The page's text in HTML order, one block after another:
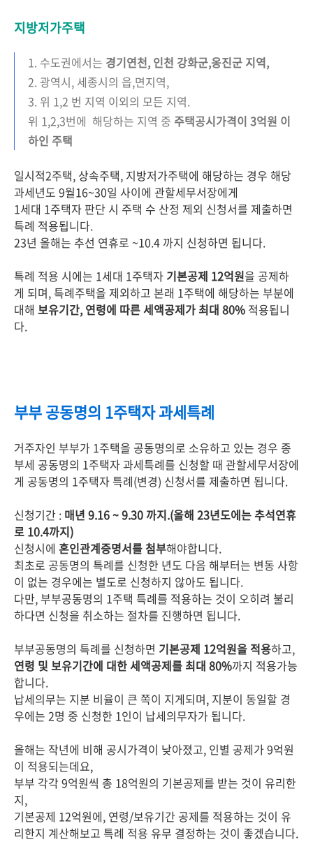
지방저가주택
1. 수도권에서는 경기연천, 인천 강화군,옹진군 지역,
2. 광역시, 세종시의 읍,면지역,
3. 위 1,2 번 지역 이외의 모든 지역.
위 1,2,3번에 해당하는 지역 중 주택공시가격이 3억원 이
하인 주택
일시적2주택, 상속주택, 지방저가주택에 해당하는 경우 해당
과세년도 9월16~30일 사이에 관할세무서장에게
1세대 1주택자 판단 시 주택 수 산정 제외 신청서를 제출하면
특례 적용됩니다.
23년 올해는 추선 연휴로 ~10.4 까지 신청하면 됩니다.
특례 적용 시에는 1세대 1주택자 기본공제 12억원을 공제하
게 되며, 특례주택을 제외하고 본래 1주택에 해당하는 부분에
대해 보유기간, 연령에 따른 세액공제가 최대 80% 적용됩니
다.
부부 공동명의 1주택자 과세특례
거주자인 부부가 1주택을 공동명의로 소유하고 있는 경우 종
부세 공동명의 1주택자 과세특례를 신청할 때 관할세무서장에
게 공동명의 1주택자 특례(변경) 신청서를 제출하면 됩니다.
신청기간 : 매년 9.16 ~ 9.30 까지.(올해 23년도에는 추석연휴
로 10.4까지)
신청시에 혼인관계증명서를 첨부해야합니다.
최초로 공동명의 특례를 신청한 년도 다음 해부터는 변동 사항
이 없는 경우에는 별도로 신청하지 않아도 됩니다.
다만, 부부공동명의 1주택 특례를 적용하는 것이 오히려 불리
하다면 신청을 취소하는 절차를 진행하면 됩니다.
부부공동명의 특례를 신청하면 기본공제 12억원을 적용하고,
연령 및 보유기간에 대한 세액공제를 최대 80%까지 적용가능
합니다.
납세의무는 지분 비율이 큰 쪽이 지게되며, 지분이 동일할 경
우에는 2명 중 신청한 1인이 납세의무자가 됩니다.
올해는 작년에 비해 공시가격이 낮아졌고, 인별 공제가 9억원
이 적용되는데요,
부부 각각 9억원씩 총 18억원의 기본공제를 받는 것이 유리한
지,
기본공제 12억원에, 연령/보유기간 공제를 적용하는 것이 유
리한지 계산해보고 특례 적용 유무 결정하는 것이 좋겠습니다.